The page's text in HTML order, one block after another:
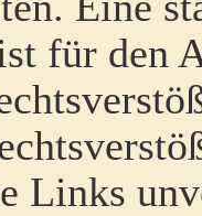
für den
Links